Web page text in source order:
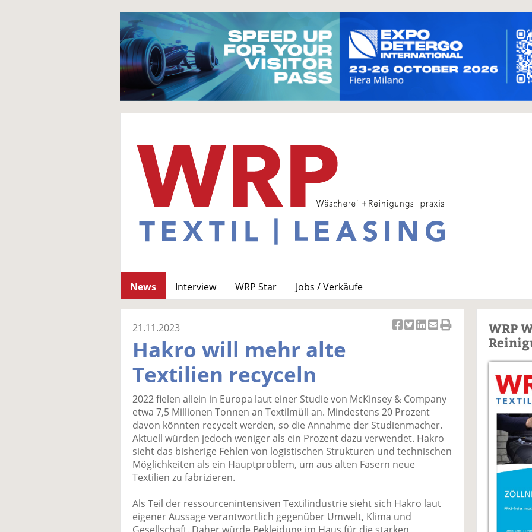
News Interview WRP Star
Jobs / Verkäufe
uf
F
ac
e
b
o
te
il
wi
tt
er
n
uf
Li
n
k
e
il
er
E
m
ai
l
n
ru
e
n
21.11.2023
Hakro will mehr alte
Textilien recyceln
2022 fielen allein in Europa laut einer Studie von McKinsey & Company
etwa 7,5 Millionen Tonnen an Textilmüll an. Mindestens 20 Prozent
davon könnten recycelt werden, so die Annahme der Studienmacher.
Aktuell würden jedoch weniger als ein Prozent dazu verwendet. Hakro
sieht das bisherige Fehlen von logistischen Strukturen und technischen
Möglichkeiten als ein Hauptproblem, um aus alten Fasern neue
Textilien zu fabrizieren.
Als Teil der ressourcenintensiven Textilindustrie sieht sich Hakro laut
eigener Aussage verantwortlich gegenüber Umwelt, Klima und
WRP